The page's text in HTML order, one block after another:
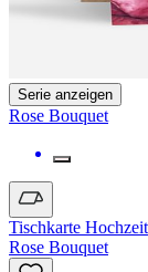
Serie anzeigen
Rose Bouquet
Tischkarte Hochzeit
Rose Bouquet